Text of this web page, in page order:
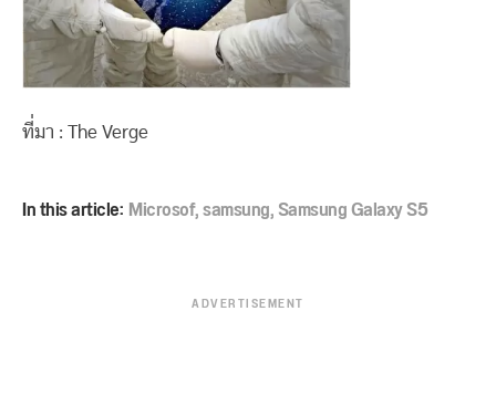
ที่มา : The Verge
In this article:Microsof,samsung,Samsung Galaxy S5
ADVERTISEMENT